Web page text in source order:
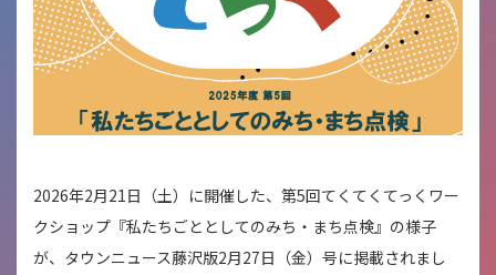
2026年2月21日（土）に開催した、第5回てくてくてっくワー
クショップ『私たちごととしてのみち・まち点検』の様子
が、タウンニュース藤沢版2月27日（金）号に掲載されまし